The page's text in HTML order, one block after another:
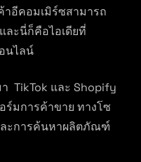
าอีคอมเมิร์ซสามารถ
ะนี่ก็คือไอเดียที่
นไลน์
TikTok และ Shopify
ร์มการค้าขาย ทางโซ
ละการค้นหาผลิตภัณฑ์